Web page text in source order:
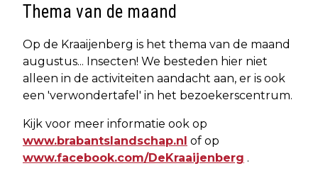
Thema van de maand
Op de Kraaijenberg is het thema van de maand
augustus... Insecten! We besteden hier niet
alleen in de activiteiten aandacht aan, er is ook
een 'verwondertafel' in het bezoekerscentrum.
Kijk voor meer informatie ook op
www.brabantslandschap.nl of op
www.facebook.com/DeKraaijenberg .